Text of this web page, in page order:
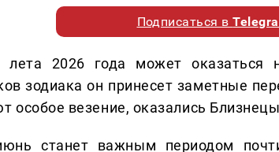
Подписаться в
лета 2026 года может
зодиака он принесет заметные
особое везение, оказались
станет важным периодом